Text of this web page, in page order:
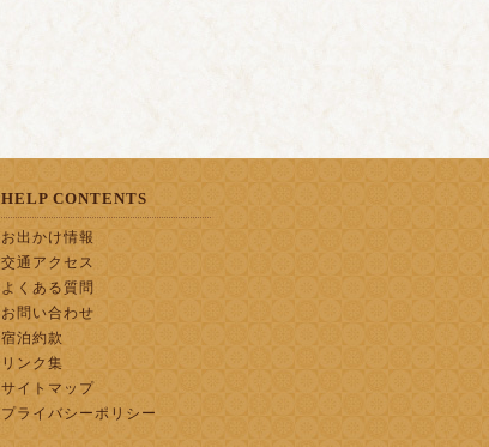
HELP CONTENTS
お出かけ情報
交通アクセス
よくある質問
お問い合わせ
宿泊約款
リンク集
サイトマップ
プライバシーポリシー